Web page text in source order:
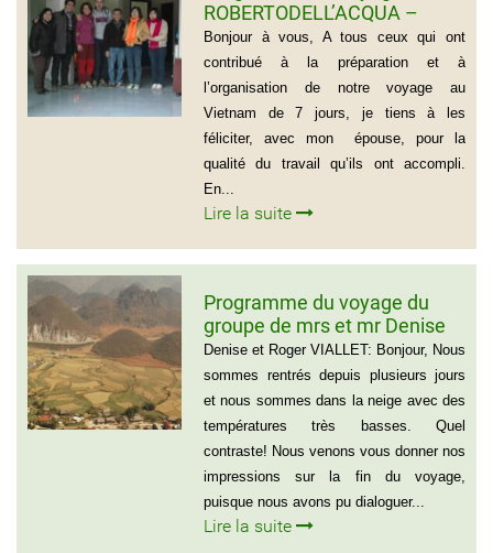
ROBERTODELL’ACQUA –
ITALIA
Bonjour à vous, A tous ceux qui ont
contribué à la préparation et à
l’organisation de notre voyage au
Vietnam de 7 jours, je tiens à les
féliciter, avec mon épouse, pour la
qualité du travail qu’ils ont accompli.
En...
Lire la suite
Programme du voyage du
groupe de mrs et mr Denise
et Roger VIALLET
Denise et Roger VIALLET: Bonjour, Nous
sommes rentrés depuis plusieurs jours
et nous sommes dans la neige avec des
températures très basses. Quel
contraste! Nous venons vous donner nos
impressions sur la fin du voyage,
puisque nous avons pu dialoguer...
Lire la suite